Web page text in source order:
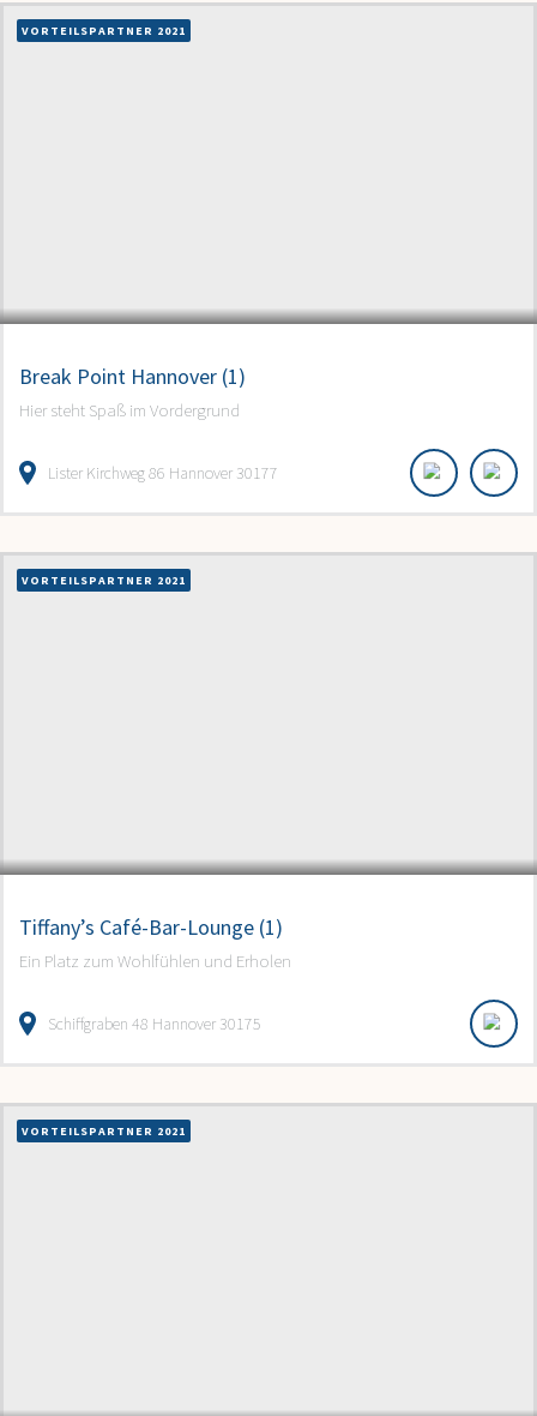
VORTEILSPARTNER 2021
Break Point Hannover (1)
Hier steht Spaß im Vordergrund
Lister Kirchweg 86 Hannover 30177
VORTEILSPARTNER 2021
Tiffany’s Café-Bar-Lounge (1)
Ein Platz zum Wohlfühlen und Erholen
Schiffgraben 48 Hannover 30175
VORTEILSPARTNER 2021